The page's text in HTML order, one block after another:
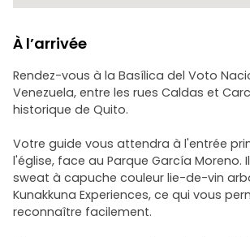
À l’arrivée
Rendez-vous à la Basílica del Voto
Venezuela, entre les rues Caldas et
historique de Quito.
Votre guide vous attendra à l'entrée
l'église, face au Parque García Moreno.
sweat à capuche couleur lie-de-vin
Kunakkuna Experiences, ce qui vous
reconnaître facilement.